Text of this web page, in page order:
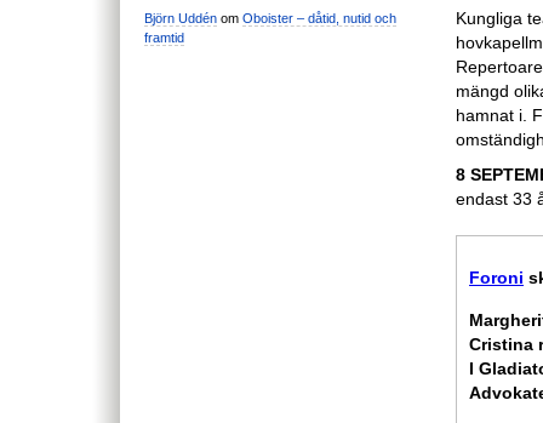
Björn Uddén om Oboister – dåtid, nutid och
framtid
Kungliga
mängd
hamnat i.
8
endast 33
Foroni
Cristina
I